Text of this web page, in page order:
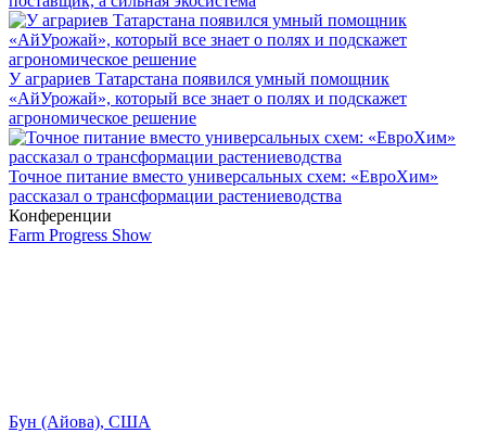
У аграриев Татарстана появился умный помощник
«АйУрожай», который все знает о полях и подскажет
агрономическое решение
Точное питание вместо универсальных схем: «ЕвроХим»
рассказал о трансформации растениеводства
Конференции
Farm Progress Show
Бун (Айова), США